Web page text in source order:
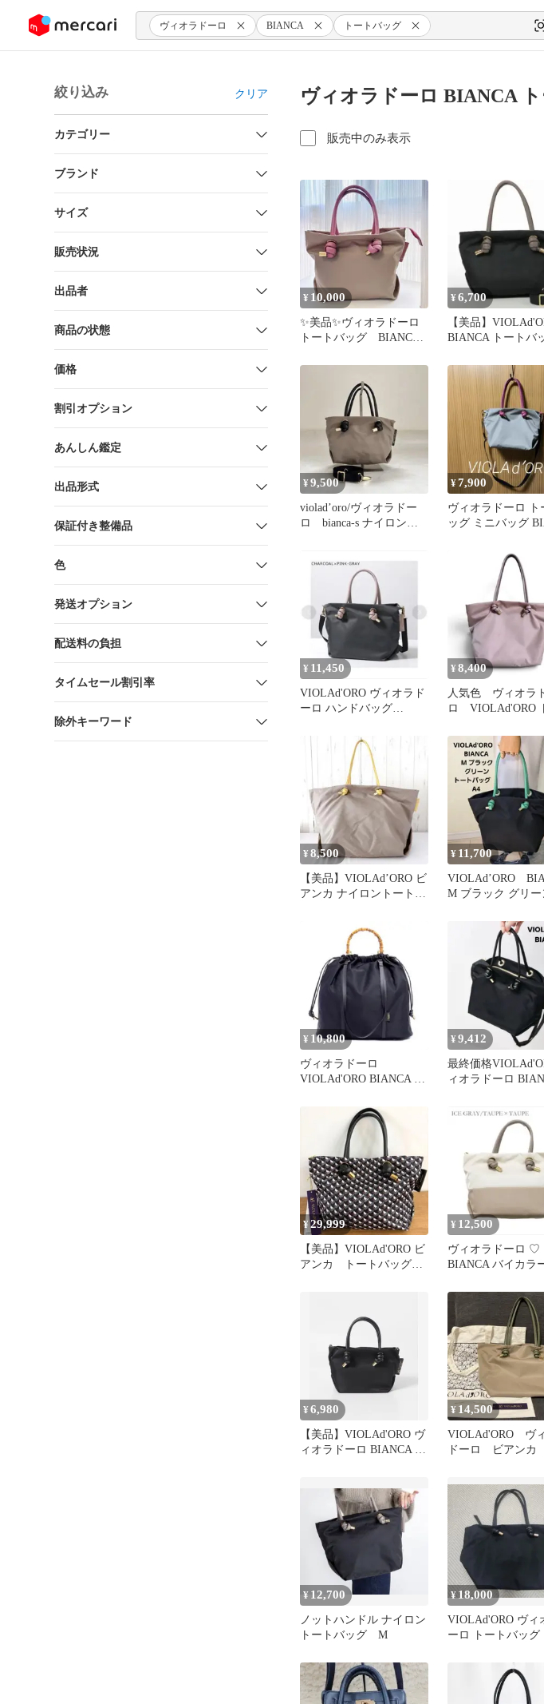
ツにスキップ ヴィオラドーロ BIANCA トートバッグ
絞り込み クリア
カテゴリー
ブランド
サイズ
販売状況
出品者
商品の状態
価格
割引オプション
あんしん鑑定
出品形式
保証付き整備品
色
発送オプション
配送料の負担
タイムセール割引率
除外キーワード
ヴィオラドーロ BIANCA
販売中のみ表示
¥ 10,000
✨美品✨ヴィオラドーロ
トートバッグ BIANCA /
¥6,700
【美品】
BIANCA トートバ
¥9,500
violad’oro/ヴィオラドー
ロ bianca-s ナイロンシ
¥7,900
ヴィオラドーロ ト
ッグ ミニバッグ
¥ 11,450
VIOLAd'ORO ヴィオラド
ーロ ハンドバッグ
¥ 8,400
人気色 ヴィオラ
ロ VIOLAd'ORO
M
¥8,500
【美品】VIOLAd’ORO ビ
アンカ ナイロントート L
¥ 11,700
VIOLAd’ORO
M ブラック グリー
¥ 10,800
ヴィオラドーロ
VIOLAd'ORO BIANCA ビ
¥9,412
最終価格
ィオラドーロ
¥29,999
【美品】VIOLAd'ORO ビ
アンカ トートバッグ
¥ 12,500
ヴィオラドーロ ♡
BIANCA バイカラ
ートS
¥6,980
【美品】VIOLAd'ORO ヴ
ィオラドーロ BIANCA ビ
¥ 14,500
VIOLAd'ORO ヴ
ドーロ ビアンカ
¥ 12,700
ノットハンドル ナイロン
トートバッグ M
¥ 18,000
VIOLAd'ORO ヴィ
ーロ トートバッグ